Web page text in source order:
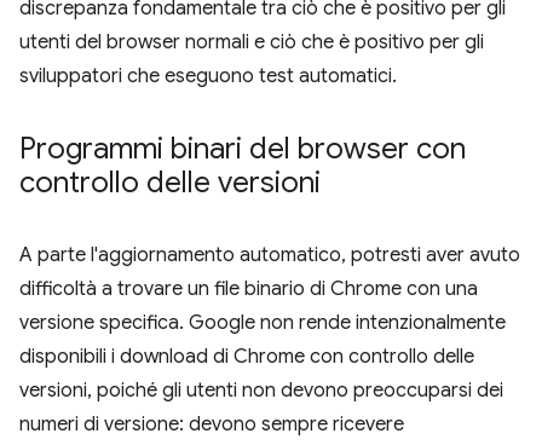
discrepanza fondamentale tra ciò che è positivo per gli
utenti del browser normali e ciò che è positivo per gli
sviluppatori che eseguono test automatici.
Programmi binari del browser con
controllo delle versioni
A parte l'aggiornamento automatico, potresti aver avuto
difficoltà a trovare un file binario di Chrome con una
versione specifica. Google non rende intenzionalmente
disponibili i download di Chrome con controllo delle
versioni, poiché gli utenti non devono preoccuparsi dei
numeri di versione: devono sempre ricevere